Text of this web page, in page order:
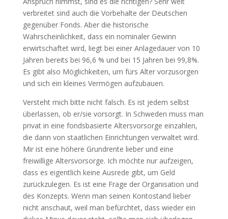
verbreitet sind auch die Vorbehalte der Deutschen
gegenüber Fonds. Aber die historische
Wahrscheinlichkeit, dass ein nominaler Gewinn
erwirtschaftet wird, liegt bei einer Anlagedauer von 10
Jahren bereits bei 96,6 % und bei 15 Jahren bei 99,8%.
Es gibt also Möglichkeiten, um fürs Alter vorzusorgen
und sich ein kleines Vermögen aufzubauen.
Versteht mich bitte nicht falsch. Es ist jedem selbst
überlassen, ob er/sie vorsorgt. In Schweden muss man
privat in eine fondsbasierte Altersvorsorge einzahlen,
die dann von staatlichen Einrichtungen verwaltet wird.
Mir ist eine höhere Grundrente lieber und eine
freiwillige Altersvorsorge. Ich möchte nur aufzeigen,
dass es eigentlich keine Ausrede gibt, um Geld
zurückzulegen. Es ist eine Frage der Organisation und
des Konzepts. Wenn man seinen Kontostand lieber
nicht anschaut, weil man befürchtet, dass wieder ein